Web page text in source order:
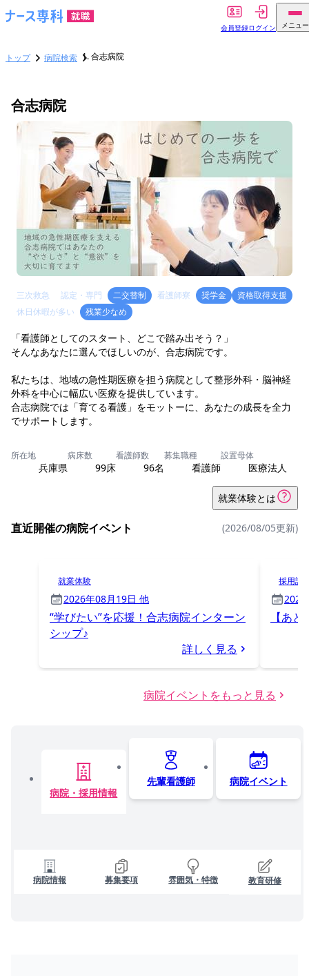
会員登録ログイン メニュー
トップ 病院検索 合志病院
合志病院
三次救急 認定・専門 二交替制 看護師寮 奨学金
資格取得支援
休日休暇が多い
残業少なめ
「看護師としてのスタート、どこで踏み出そう？」
そんなあなたに選んでほしいのが、合志病院です。
私たちは、地域の急性期医療を担う病院として整形外科・脳神経
外科を中心に幅広い医療を提供しています。
合志病院では「育てる看護」をモットーに、あなたの成長を全力
でサポートします。
所在地
兵庫県
病床数
99床
看護師数
96名
募集職種
看護師
設置母体
医療法人
就業体験とは
直近開催の病院イベント (2026/08/05更新)
就業体験
2026年08月19日 他
“学びたい”を応援！合志病院インターン
シップ♪
詳しく見る
採用試
2026
【あ
病院イベントをもっと見る
病院・採用情報
先輩看護師 病院イベント
病院情報 募集要項 雰囲気・特徴 教育研修